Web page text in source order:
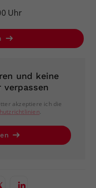
Uhr
und keine
verpassen
akzeptiere ich die
.